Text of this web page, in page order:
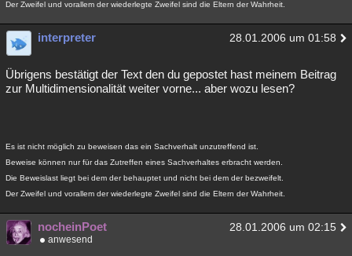
Der Zweifel und vorallem der wiederlegte Zweifel sind die Eltern der Wahrheit.
interpreter 28.01.2006 um 01:58
Übrigens bestätigt der Text den du gepostet hast meinem Beitrag
zur Multidimensionalität weiter vorne... aber wozu lesen?
Es ist nicht möglich zu beweisen das ein Sachverhalt unzutreffend ist.
Beweise können nur für das Zutreffen eines Sachverhaltes erbracht werden.
Die Beweislast liegt bei dem der behauptet und nicht bei dem der bezweifelt.
Der Zweifel und vorallem der wiederlegte Zweifel sind die Eltern der Wahrheit.
nocheinPoet 28.01.2006 um 02:15
anwesend